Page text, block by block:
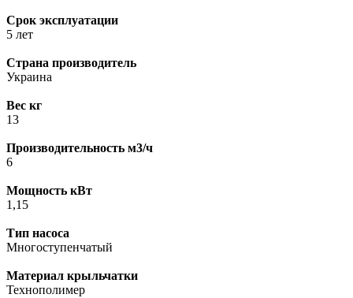
Срок эксплуатации
5 лет
Страна производитель
Украина
Вес кг
13
Производительность м3/ч
6
Мощность кВт
1,15
Тип насоса
Многоступенчатый
Материал крыльчатки
Технополимер